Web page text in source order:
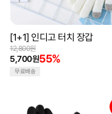
[1+1] 인디고 터치 장갑
5,700원55%
12,800원
무료배송